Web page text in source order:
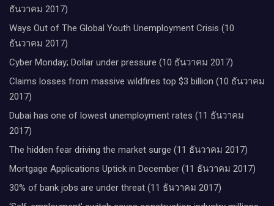
ธันวาคม 2017)
Ways Out of The Global Youth Unemployment Crisis (10
ธันวาคม 2017)
Cyber Monday; Dollar under pressure (10 ธันวาคม 2017)
Claims losses from massive wildfires top $3 billion (10 ธันวาคม
2017)
Dubai has one of lowest unemployment rates (11 ธันวาคม
2017)
The hidden fear driving the market surge (11 ธันวาคม 2017)
Mortgage Applications Uptick in December (11 ธันวาคม 2017)
30% of bank jobs are under threat (11 ธันวาคม 2017)